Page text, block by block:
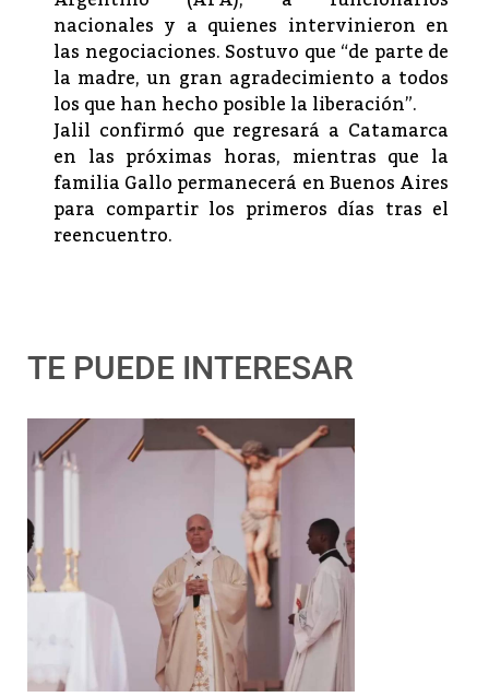
nacionales y a quienes intervinieron en
las negociaciones. Sostuvo que “de parte de
la madre, un gran agradecimiento a todos
los que han hecho posible la liberación”.
Jalil confirmó que regresará a Catamarca
en las próximas horas, mientras que la
familia Gallo permanecerá en Buenos Aires
para compartir los primeros días tras el
reencuentro.
TE PUEDE INTERESAR